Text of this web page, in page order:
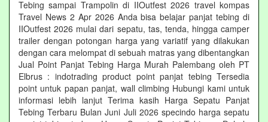
Tebing sampai Trampolin di IIOutfest 2026 travel kompas
Travel News 2 Apr 2026 Anda bisa belajar panjat tebing di
IIOutfest 2026 mulai dari sepatu, tas, tenda, hingga camper
trailer dengan potongan harga yang variatif yang dilakukan
dengan cara melompat di sebuah matras yang dibentangkan
Jual Point Panjat Tebing Harga Murah Palembang oleh PT
Elbrus : indotrading product point panjat tebing Tersedia
point untuk papan panjat, wall climbing Hubungi kami untuk
informasi lebih lanjut Terima kasih Harga Sepatu Panjat
Tebing Terbaru Bulan Juni Juli 2026 specindo harga sepatu